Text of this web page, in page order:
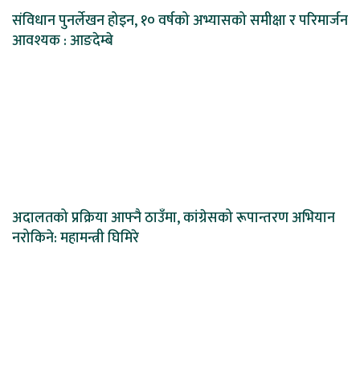
संविधान पुनर्लेखन होइन, १० वर्षको अभ्यासको समीक्षा र परिमार्जन
आवश्यक : आङदेम्बे
अदालतको प्रक्रिया आफ्नै ठाउँमा, कांग्रेसको रूपान्तरण अभियान
नरोकिने: महामन्त्री घिमिरे